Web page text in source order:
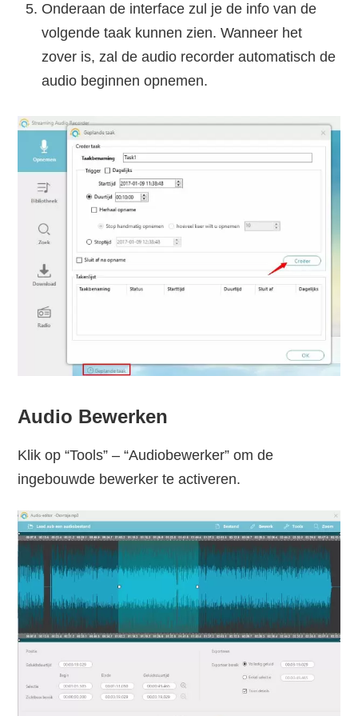
Onderaan de interface zul je de info van de
volgende taak kunnen zien. Wanneer het
zover is, zal de audio recorder automatisch de
audio beginnen opnemen.
Audio Bewerken
Klik op “Tools” – “Audiobewerker” om de
ingebouwde bewerker te activeren.